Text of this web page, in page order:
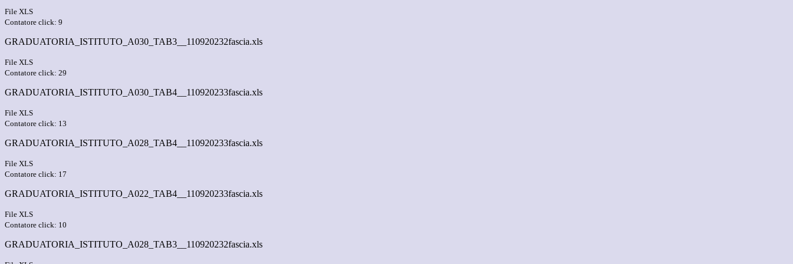
File XLS
Contatore click: 9
GRADUATORIA_ISTITUTO_A030_TAB3__110920232fascia.xls
File XLS
Contatore click: 29
GRADUATORIA_ISTITUTO_A030_TAB4__110920233fascia.xls
File XLS
Contatore click: 13
GRADUATORIA_ISTITUTO_A028_TAB4__110920233fascia.xls
File XLS
Contatore click: 17
GRADUATORIA_ISTITUTO_A022_TAB4__110920233fascia.xls
File XLS
Contatore click: 10
GRADUATORIA_ISTITUTO_A028_TAB3__110920232fascia.xls